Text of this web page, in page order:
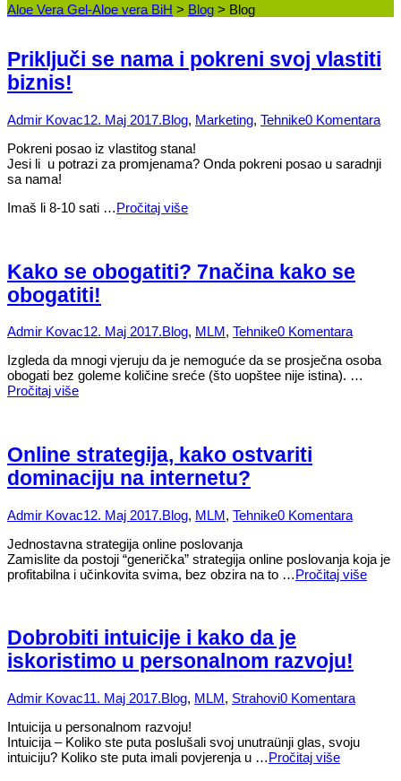
Aloe Vera Gel-Aloe vera BiH > Blog > Blog
Priključi se nama i pokreni svoj vlastiti
biznis!
Admir Kovac12. Maj 2017.Blog, Marketing, Tehnike0 Komentara
Pokreni posao iz vlastitog stana!
Jesi li u potrazi za promjenama? Onda pokreni posao u saradnji
sa nama!
Imaš li 8-10 sati …Pročitaj više
Kako se obogatiti? 7načina kako se
obogatiti!
Admir Kovac12. Maj 2017.Blog, MLM, Tehnike0 Komentara
Izgleda da mnogi vjeruju da je nemoguće da se prosječna osoba
obogati bez goleme količine sreće (što uopštee nije istina). …
Pročitaj više
Online strategija, kako ostvariti
dominaciju na internetu?
Admir Kovac12. Maj 2017.Blog, MLM, Tehnike0 Komentara
Jednostavna strategija online poslovanja
Zamislite da postoji “generička” strategija online poslovanja koja je
profitabilna i učinkovita svima, bez obzira na to …Pročitaj više
Dobrobiti intuicije i kako da je
iskoristimo u personalnom razvoju!
Admir Kovac11. Maj 2017.Blog, MLM, Strahovi0 Komentara
Intuicija u personalnom razvoju!
Intuicija – Koliko ste puta poslušali svoj unutraünji glas, svoju
intuiciju? Koliko ste puta imali povjerenja u …Pročitaj više